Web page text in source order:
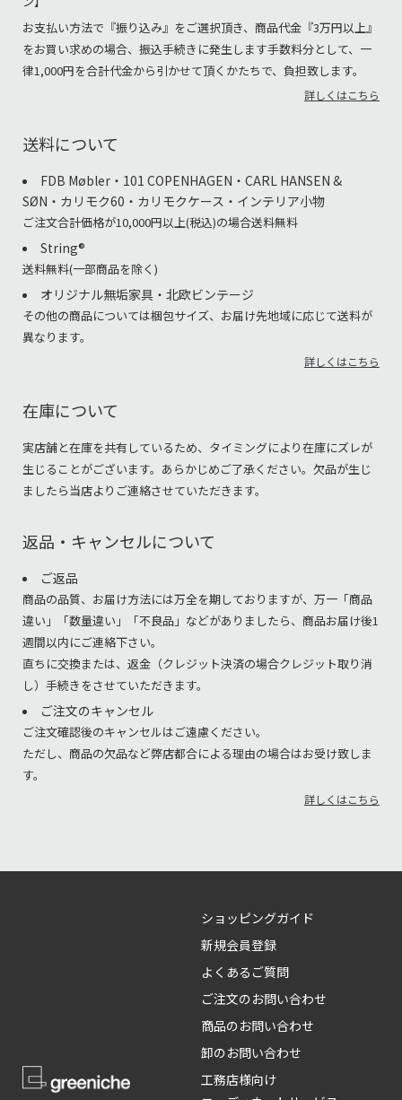
お支払い方法で『振り込み』をご選択頂き、商品代金『3万円以上』
をお買い求めの場合、振込手続きに発生します手数料分として、一
律1,000円を合計代金から引かせて頂くかたちで、負担致します。
詳しくはこちら
送料について
FDB Møbler・101 COPENHAGEN・CARL HANSEN &
SØN・カリモク60・カリモクケース・インテリア小物
ご注文合計価格が10,000円以上(税込)の場合送料無料
String®︎
送料無料(一部商品を除く)
オリジナル無垢家具・北欧ビンテージ
その他の商品については梱包サイズ、お届け先地域に応じて送料が
異なります。
詳しくはこちら
在庫について
実店舗と在庫を共有しているため、タイミングにより在庫にズレが
生じることがございます。あらかじめご了承ください。欠品が生じ
ましたら当店よりご連絡させていただきます。
返品・キャンセルについて
ご返品
商品の品質、お届け方法には万全を期しておりますが、万一「商品
違い」「数量違い」「不良品」などがありましたら、商品お届け後1
週間以内にご連絡下さい。
直ちに交換または、返金（クレジット決済の場合クレジット取り消
し）手続きをさせていただきます。
ご注文のキャンセル
ご注文確認後のキャンセルはご遠慮ください。
ただし、商品の欠品など弊店都合による理由の場合はお受け致しま
す。
詳しくはこちら
ショッピングガイド
新規会員登録
よくあるご質問
ご注文のお問い合わせ
商品のお問い合わせ
卸のお問い合わせ
工務店様向け